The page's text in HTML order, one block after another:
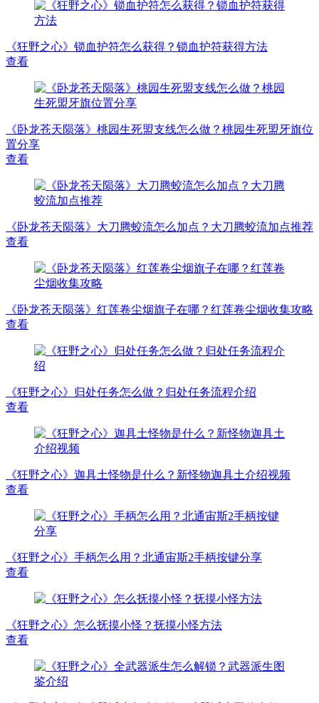
《狂野之心》锁血护符怎么获得？锁血护符获得方法
查看
《卧龙苍天陨落》桃园生死盟支线怎么做？桃园生死盟牙旗位
置分享
查看
《卧龙苍天陨落》大刀腾蛟流怎么加点？大刀腾蛟流加点推荐
查看
《卧龙苍天陨落》红莲卷尘烟旗子在哪？红莲卷尘烟收集攻略
查看
《狂野之心》归处任务怎么做？归处任务流程介绍
查看
《狂野之心》迦具土怪物是什么？新怪物迦具土介绍视频
查看
《狂野之心》手柄怎么用？北通宙斯2手柄按键分享
查看
《狂野之心》怎么抚摸小怪？抚摸小怪方法
查看